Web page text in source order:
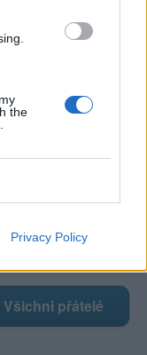
the
Privacy Policy
20:04
Všichni přátelé